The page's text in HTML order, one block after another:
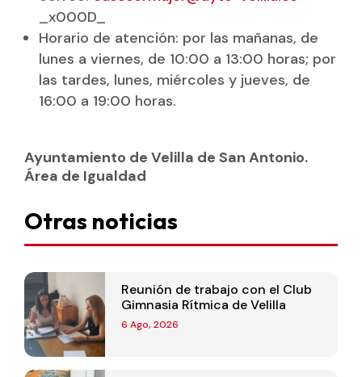
_x000D_
Horario de atención: por las mañanas, de
lunes a viernes, de 10:00 a 13:00 horas; por
las tardes, lunes, miércoles y jueves, de
16:00 a 19:00 horas.
Ayuntamiento de Velilla de San Antonio.
Área de Igualdad
Otras noticias
Reunión de trabajo con el Club
Gimnasia Rítmica de Velilla
6 Ago, 2026